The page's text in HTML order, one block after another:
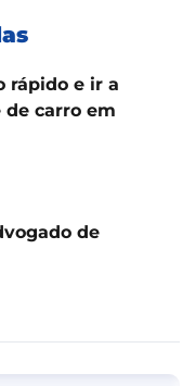
rápido e ir a
carro em
de